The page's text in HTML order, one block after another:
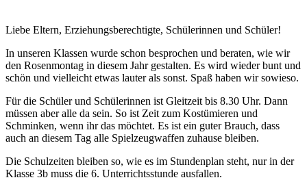
Liebe Eltern, Erziehungsberechtigte, Schülerinnen und Schüler!
In unseren Klassen wurde schon besprochen und beraten, wie wir
den Rosenmontag in diesem Jahr gestalten. Es wird wieder bunt und
schön und vielleicht etwas lauter als sonst. Spaß haben wir sowieso.
Für die Schüler und Schülerinnen ist Gleitzeit bis 8.30 Uhr. Dann
müssen aber alle da sein. So ist Zeit zum Kostümieren und
Schminken, wenn ihr das möchtet. Es ist ein guter Brauch, dass
auch an diesem Tag alle Spielzeugwaffen zuhause bleiben.
Die Schulzeiten bleiben so, wie es im Stundenplan steht, nur in der
Klasse 3b muss die 6. Unterrichtsstunde ausfallen.